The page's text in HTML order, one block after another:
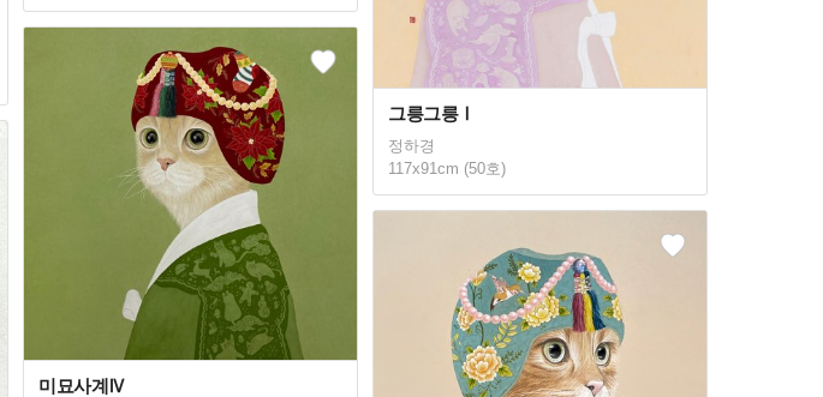
그릉그릉Ⅰ
정하경
117x91cm (50호)
미묘사계Ⅳ